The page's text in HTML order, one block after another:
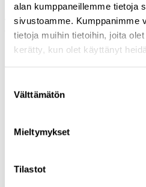
alan kumppaneillemme tietoja
sivustoamme. Kumppanimme
tietoja muihin tietoihin, joita
kerätty, kun olet käyttänyt
valinta
Välttämätön
Mieltymykset
Tilastot
Osoite: Käenkuja 3a A, 00500
Sähköposti:info@cupore.fi
+358 10 200 9200
Y-tunnus: 1771249-3
Seuraa meitä